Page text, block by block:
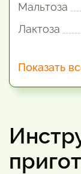
Мальтоза
Лактоза
Показать